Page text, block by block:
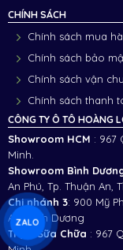
CHÍNH SÁCH
Chính sách mua
Chính sách bảo
Chính sách vận
Chính sách thanh
CÔNG TY Ô TÔ HOÀNG
Showroom HCM : 967
Minh.
Showroom Bình
An Phú, Tp. Thuận An,
Chi nhánh 3: 900 Mỹ
An, Bình Dương
Trạm Sữa Chữa : 967
ZALO